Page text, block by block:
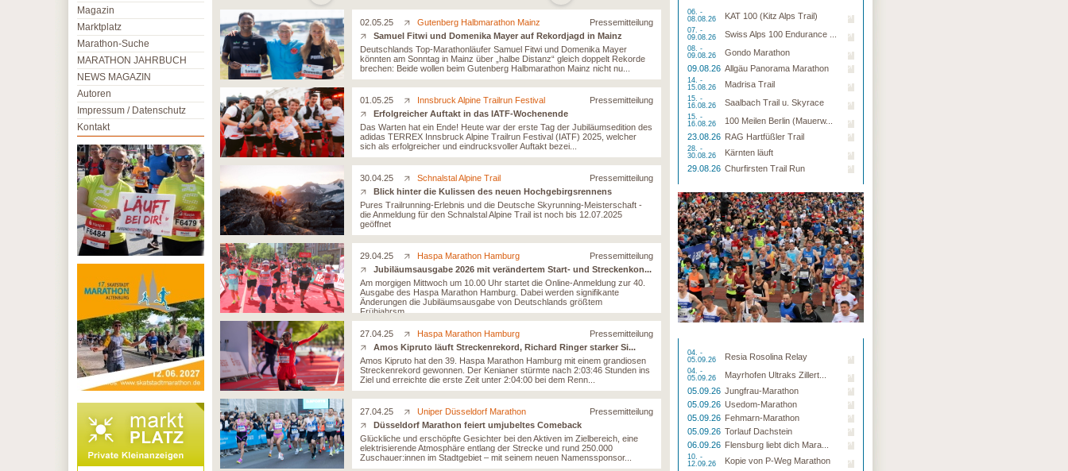
02.05.25 Gutenberg Halbmarathon Mainz
Pressemitteilung
Samuel Fitwi und Domenika Mayer auf Rekordjagd in Mainz
Deutschlands Top-Marathonläufer Samuel Fitwi und Domenika Mayer
könnten am Sonntag in Mainz über „halbe Distanz“ gleich doppelt Rekorde
brechen: Beide wollen beim Gutenberg Halbmarathon Mainz nicht nu...
01.05.25 Innsbruck Alpine Trailrun Festival
Pressemitteilung
Erfolgreicher Auftakt in das IATF-Wochenende
Das Warten hat ein Ende! Heute war der erste Tag der Jubiläumsedition des
adidas TERREX Innsbruck Alpine Trailrun Festival (IATF) 2025, welcher
sich als erfolgreicher und eindrucksvoller Auftakt bezei...
30.04.25 Schnalstal Alpine Trail
Pressemitteilung
Blick hinter die Kulissen des neuen Hochgebirgsrennens
Pures Trailrunning-Erlebnis und die Deutsche Skyrunning-Meisterschaft -
die Anmeldung für den Schnalstal Alpine Trail ist noch bis 12.07.2025
geöffnet
29.04.25 Haspa Marathon Hamburg
Pressemitteilung
Jubiläumsausgabe 2026 mit verändertem Start- und Streckenkon...
Am morgigen Mittwoch um 10.00 Uhr startet die Online-Anmeldung zur 40.
Ausgabe des Haspa Marathon Hamburg. Dabei werden signifikante
Änderungen die Jubiläumsausgabe von Deutschlands größtem
Frühjahrsm...
27.04.25 Haspa Marathon Hamburg
Pressemitteilung
Amos Kipruto läuft Streckenrekord, Richard Ringer starker Si...
Amos Kipruto hat den 39. Haspa Marathon Hamburg mit einem grandiosen
Streckenrekord gewonnen. Der Kenianer stürmte nach 2:03:46 Stunden ins
Ziel und erreichte die erste Zeit unter 2:04:00 bei dem Renn...
27.04.25 Uniper Düsseldorf Marathon
Pressemitteilung
Düsseldorf Marathon feiert umjubeltes Comeback
Glückliche und erschöpfte Gesichter bei den Aktiven im Zielbereich, eine
elektrisierende Atmosphäre entlang der Strecke und rund 250.000
Zuschauer:innen im Stadtgebiet – mit seinem neuen Namenssponsor...
06. -
08.08.26
KAT 100 (Kitz Alps Trail)
07. -
09.08.26
Swiss Alps 100 Endurance ...
08. -
09.08.26
Gondo Marathon
09.08.26 Allgäu Panorama Marathon
14. -
15.08.26
Madrisa Trail
15. -
16.08.26
Saalbach Trail u. Skyrace
15. -
16.08.26
100 Meilen Berlin (Mauerw...
23.08.26 RAG Hartfüßler Trail
28. -
30.08.26
Kärnten läuft
29.08.26 Churfirsten Trail Run
04. -
05.09.26
Resia Rosolina Relay
04. -
05.09.26
Mayrhofen Ultraks Zillert...
05.09.26 Jungfrau-Marathon
05.09.26 Usedom-Marathon
05.09.26 Fehmarn-Marathon
05.09.26 Torlauf Dachstein
06.09.26 Flensburg liebt dich Mara...
10. -
12.09.26
Kopie von P-Weg Marathon
Magazin
Marktplatz
Marathon-Suche
MARATHON JAHRBUCH
NEWS MAGAZIN
Autoren
Impressum / Datenschutz
Kontakt